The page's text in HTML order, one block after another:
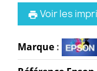
print Voir les
Marque :